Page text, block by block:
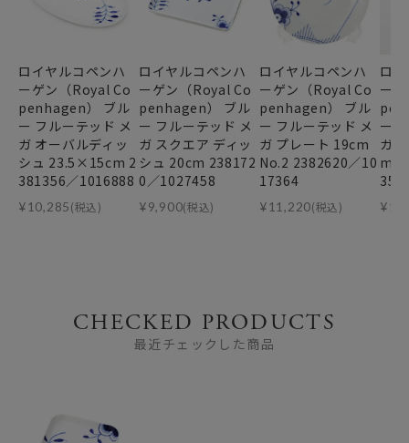
ロイヤルコペンハ
ーゲン（Royal Co
penhagen） ブル
ー フルーテッド メ
ガ オーバルディッ
シュ 23.5×15cm 2
381356／1016888
¥10,285(税込)
ロイヤルコペンハ
ーゲン（Royal Co
penhagen） ブル
ー フルーテッド メ
ガ スクエア ディッ
シュ 20cm 238172
0／1027458
¥9,900(税込)
ロイヤルコペンハ
ーゲン（Royal Co
penhagen） ブル
ー フルーテッド メ
ガ プレート 19cm
No.2 2382620／10
17364
¥11,220(税込)
ロ
ー
ー
ガ
m
352
¥
CHECKED PRODUCTS
最近チェックした商品